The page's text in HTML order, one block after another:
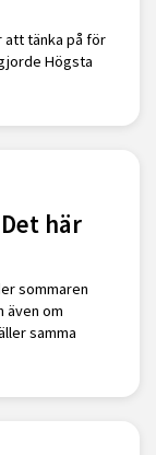
att tänka på för
Högsta
här
sommaren
även om
samma